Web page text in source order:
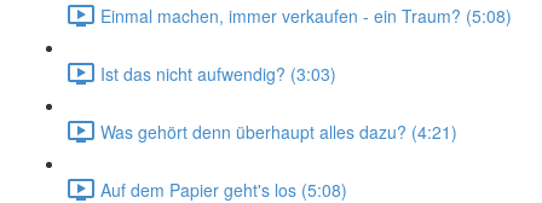
Einmal machen, immer verkaufen - ein Traum? (5:08)
Ist das nicht aufwendig? (3:03)
Was gehört denn überhaupt alles dazu? (4:21)
Auf dem Papier geht's los (5:08)